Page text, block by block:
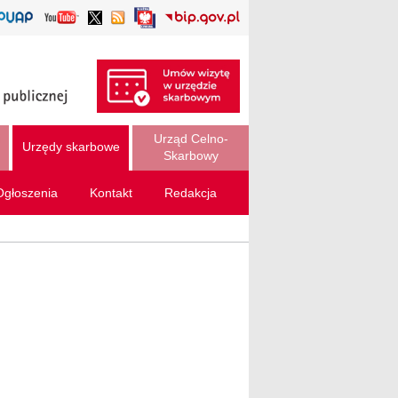
Urzędy skarbowe
Urząd Celno-
Skarbowy
Kontakt Redakcja